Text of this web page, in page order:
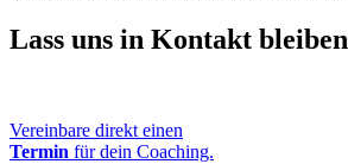
Lass uns in Kontakt bleiben
Vereinbare direkt einen
Termin für dein Coaching.